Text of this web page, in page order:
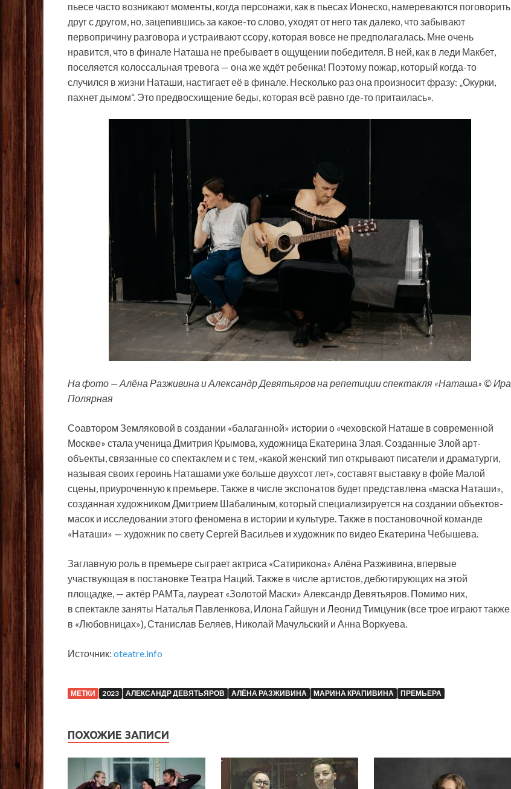
пьесе часто возникают моменты, когда персонажи, как в пьесах Ионеско, намереваются поговорить
друг с другом, но, зацепившись за какое-то слово, уходят от него так далеко, что забывают
первопричину разговора и устраивают ссору, которая вовсе не предполагалась. Мне очень
нравится, что в финале Наташа не пребывает в ощущении победителя. В ней, как в леди Макбет,
поселяется колоссальная тревога — она же ждёт ребенка! Поэтому пожар, который когда-то
случился в жизни Наташи, настигает её в финале. Несколько раз она произносит фразу: „Окурки,
пахнет дымом“. Это предвосхищение беды, которая всё равно где-то притаилась».
На фото — Алёна Разживина и Александр Девятьяров на репетиции спектакля «Наташа» © Ира
Полярная
Соавтором Земляковой в создании «балаганной» истории о «чеховской Наташе в современной
Москве» стала ученица Дмитрия Крымова, художница Екатерина Злая. Созданные Злой арт-
объекты, связанные со спектаклем и с тем, «какой женский тип открывают писатели и драматурги,
называя своих героинь Наташами уже больше двухсот лет», составят выставку в фойе Малой
сцены, приуроченную к премьере. Также в числе экспонатов будет представлена «маска Наташи»,
созданная художником Дмитрием Шабалиным, который специализируется на создании объектов-
масок и исследовании этого феномена в истории и культуре. Также в постановочной команде
«Наташи» — художник по свету Сергей Васильев и художник по видео Екатерина Чебышева.
Заглавную роль в премьере сыграет актриса «Сатирикона» Алёна Разживина, впервые
участвующая в постановке Театра Наций. Также в числе артистов, дебютирующих на этой
площадке, — актёр РАМТа, лауреат «Золотой Маски» Александр Девятьяров. Помимо них,
в спектакле заняты Наталья Павленкова, Илона Гайшун и Леонид Тимцуник (все трое играют также
в «Любовницах»), Станислав Беляев, Николай Мачульский и Анна Воркуева.
Источник: oteatre.info
МЕТКИ 2023 АЛЕКСАНДР ДЕВЯТЬЯРОВ АЛЁНА РАЗЖИВИНА МАРИНА КРАПИВИНА ПРЕМЬЕРА
ПОХОЖИЕ ЗАПИСИ